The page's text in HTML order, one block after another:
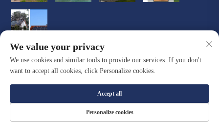
Bản quyền © Công ty TNHH Vật liệu Xây dựng Mới Đại Liên
Quacent. Bảo lưu mọi quyền. | Chính sách bảo mật
We value your privacy
We use cookies and similar tools to provide our services. If you don't
want to accept all cookies, click Personalize cookies.
Personalize cookies
Accept all